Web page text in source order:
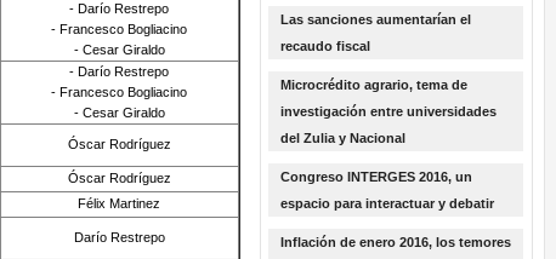
- Darío Restrepo
- Francesco Bogliacino
- Cesar Giraldo
- Darío Restrepo
- Francesco Bogliacino
- Cesar Giraldo
Óscar Rodríguez
Óscar Rodríguez
Félix Martinez
Darío Restrepo
Las sanciones aumentarían el
recaudo fiscal
Microcrédito agrario, tema de
investigación entre universidades
del Zulia y Nacional
Congreso INTERGES 2016, un
espacio para interactuar y debatir
Inflación de enero 2016, los temores